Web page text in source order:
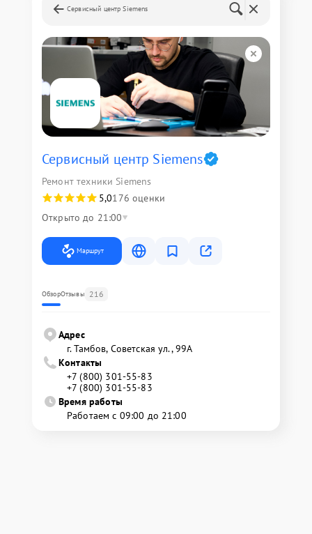
Сервисный центр Siemens
Сервисный центр Siemens
Ремонт техники Siemens
5,0176 оценки
Открыто до 21:00
Маршрут
ОбзорОтзывы 216
Адрес
г. Тамбов, Советская ул., 99А
Контакты
+7 (800) 301-55-83
+7 (800) 301-55-83
Время работы
Работаем с 09:00 до 21:00